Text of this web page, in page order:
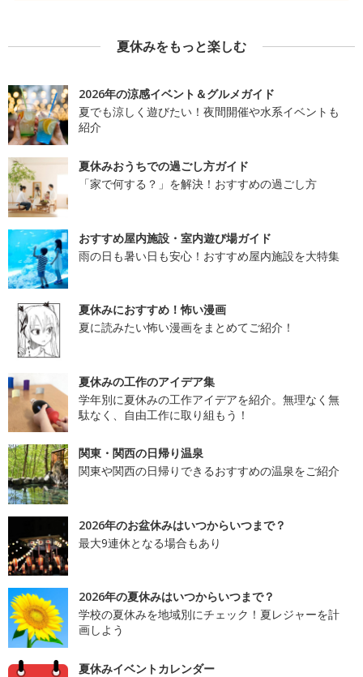
夏休みをもっと楽しむ
2026年の涼感イベント＆グルメガイド
夏でも涼しく遊びたい！夜間開催や水系イベントも
紹介
夏休みおうちでの過ごし方ガイド
「家で何する？」を解決！おすすめの過ごし方
おすすめ屋内施設・室内遊び場ガイド
雨の日も暑い日も安心！おすすめ屋内施設を大特集
夏休みにおすすめ！怖い漫画
夏に読みたい怖い漫画をまとめてご紹介！
夏休みの工作のアイデア集
学年別に夏休みの工作アイデアを紹介。無理なく無
駄なく、自由工作に取り組もう！
関東・関西の日帰り温泉
関東や関西の日帰りできるおすすめの温泉をご紹介
2026年のお盆休みはいつからいつまで？
最大9連休となる場合もあり
2026年の夏休みはいつからいつまで？
学校の夏休みを地域別にチェック！夏レジャーを計
画しよう
夏休みイベントカレンダー